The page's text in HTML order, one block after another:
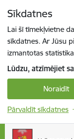
Sīkdatnes
Lai šī tīmekļvietne
sīkdatnes. Ar Jūsu
izmantotas
Lūdzu, atzīmējiet
Noraidīt
Pārvaldīt sīkdatnes